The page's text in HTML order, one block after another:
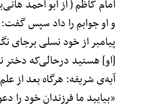
امام کاظم ( از ابو احمد
و او جوابم را داد سپس
پیامبر از خود نسلی برجای
[او] هستید درحالی‌که
آیه‌ی شریفه: هرگاه بعد از
«بیایید ما فرزندان خود را